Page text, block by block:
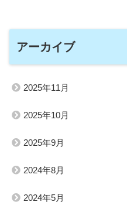
アーカイブ
2025年11月
2025年10月
2025年9月
2024年8月
2024年5月